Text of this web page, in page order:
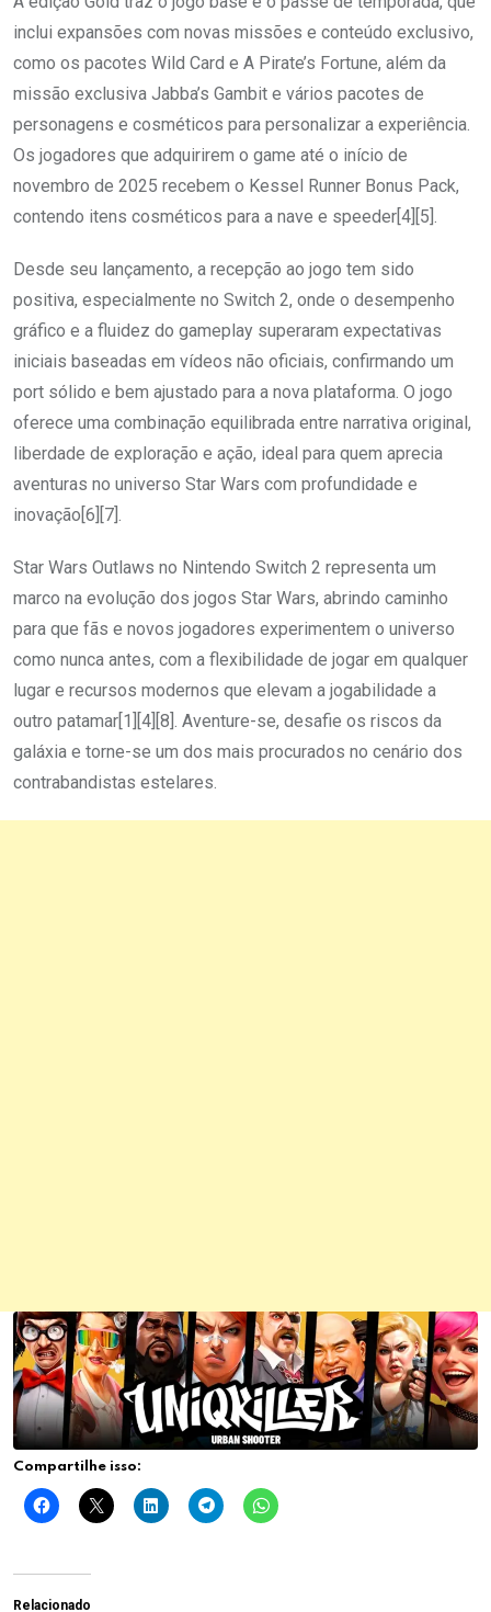
inclui expansões com novas missões e conteúdo exclusivo,
como os pacotes Wild Card e A Pirate’s Fortune, além da
missão exclusiva Jabba’s Gambit e vários pacotes de
personagens e cosméticos para personalizar a experiência.
Os jogadores que adquirirem o game até o início de
novembro de 2025 recebem o Kessel Runner Bonus Pack,
contendo itens cosméticos para a nave e speeder[4][5].
Desde seu lançamento, a recepção ao jogo tem sido
positiva, especialmente no Switch 2, onde o desempenho
gráfico e a fluidez do gameplay superaram expectativas
iniciais baseadas em vídeos não oficiais, confirmando um
port sólido e bem ajustado para a nova plataforma. O jogo
oferece uma combinação equilibrada entre narrativa original,
liberdade de exploração e ação, ideal para quem aprecia
aventuras no universo Star Wars com profundidade e
inovação[6][7].
Star Wars Outlaws no Nintendo Switch 2 representa um
marco na evolução dos jogos Star Wars, abrindo caminho
para que fãs e novos jogadores experimentem o universo
como nunca antes, com a flexibilidade de jogar em qualquer
lugar e recursos modernos que elevam a jogabilidade a
outro patamar[1][4][8]. Aventure-se, desafie os riscos da
galáxia e torne-se um dos mais procurados no cenário dos
contrabandistas estelares.
Compartilhe isso:
Relacionado